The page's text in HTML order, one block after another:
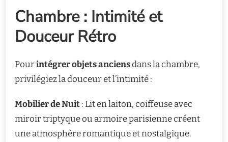
Chambre : Intimité et
Douceur Rétro
Pourintégrer objets anciensdans la chambre,
privilégiez la douceur et l’intimité :
Mobilier de Nuit: Lit en laiton, coiffeuse avec
miroir triptyque ou armoire parisienne créent
une atmosphère romantique et nostalgique.